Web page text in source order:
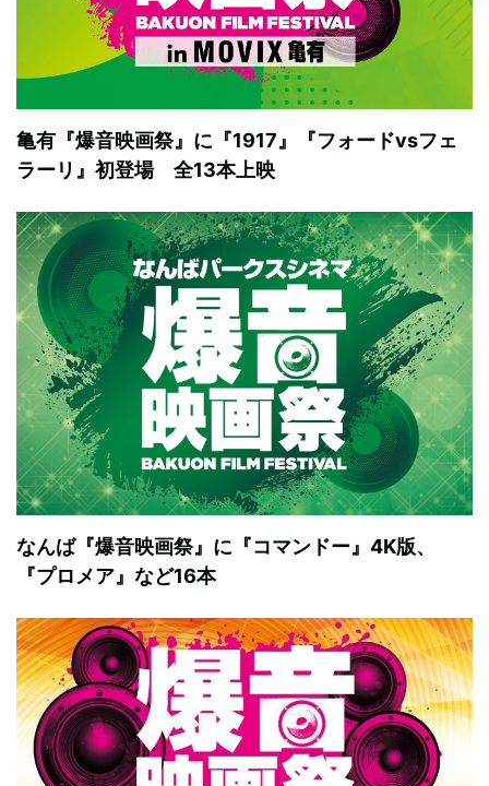
亀有『爆音映画祭』に『1917』『フォードvsフェ
ラーリ』初登場 全13本上映
なんば『爆音映画祭』に『コマンドー』4K版、
『プロメア』など16本